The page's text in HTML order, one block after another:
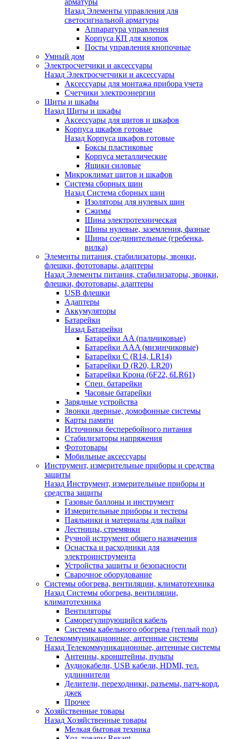
арматуры
Назад Элементы управления для
светосигнальной арматуры
Аппаратура управления
Корпуса КП для кнопок
Посты управления кнопочные
Умный дом
Электросчетчики и аксессуары
Назад Электросчетчики и аксессуары
Аксессуары для монтажа прибора учета
Счетчики электроэнергии
Щиты и шкафы
Назад Щиты и шкафы
Аксессуары для щитов и шкафов
Корпуса шкафов готовые
Назад Корпуса шкафов готовые
Боксы пластиковые
Корпуса металлические
Ящики силовые
Микроклимат щитов и шкафов
Система сборных шин
Назад Система сборных шин
Изоляторы для нулевых шин
Сжимы
Шина электротехническая
Шины нулевые, заземления, фазные
Шины соединительные (гребенка,
вилка)
Элементы питания, стабилизаторы, звонки,
флешки, фототовары, адаптеры
Назад Элементы питания, стабилизаторы, звонки,
флешки, фототовары, адаптеры
USB флешки
Адаптеры
Аккумуляторы
Батарейки
Назад Батарейки
Батарейки AA (пальчиковые)
Батарейки AAA (мизинчиковые)
Батарейки C (R14, LR14)
Батарейки D (R20, LR20)
Батарейки Крона (6F22, 6LR61)
Спец. батарейки
Часовые батарейки
Зарядные устройства
Звонки дверные, домофонные системы
Карты памяти
Источники бесперебойного питания
Стабилизаторы напряжения
Фототовары
Мобильные аксессуары
Инструмент, измерительные приборы и средства
защиты
Назад Инструмент, измерительные приборы и
средства защиты
Газовые баллоны и инструмент
Измерительные приборы и тестеры
Паяльники и материалы для пайки
Лестницы, стремянки
Ручной иструмент общего назначения
Оснастка и расходники для
электроинструмента
Устройства защиты и безопасности
Сварочное оборудование
Системы обогрева, вентиляции, климатотехника
Назад Системы обогрева, вентиляции,
климатотехника
Вентиляторы
Саморегулирующийся кабель
Системы кабельного обогрева (теплый пол)
Телекоммуникационные, антенные системы
Назад Телекоммуникационные, антенные системы
Антенны, кронштейны, пульты
Аудиокабели, USB кабели, HDMI, тел.
удлиннители
Делители, переходники, разъемы, патч-корд,
джек
Прочее
Хозяйственные товары
Назад Хозяйственные товары
Мелкая бытовая техника